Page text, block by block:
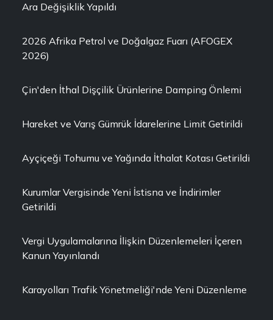
Ara Değişiklik Yapıldı
2026 Afrika Petrol ve Doğalgaz Fuarı (AFOGEX
2026)
Çin'den İthal Dişçilik Ürünlerine Damping Önlemi
Hareket ve Varış Gümrük İdarelerine Limit Getirildi
Ayçiçeği Tohumu ve Yağında İthalat Kotası Getirildi
Kurumlar Vergisinde Yeni İstisna ve İndirimler
Getirildi
Vergi Uygulamalarına İlişkin Düzenlemeleri İçeren
Kanun Yayınlandı
Karayolları Trafik Yönetmeliği'nde Yeni Düzenleme